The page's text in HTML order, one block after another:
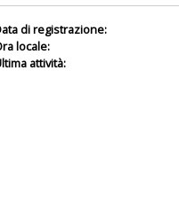
di registrazione:
locale:
attività: